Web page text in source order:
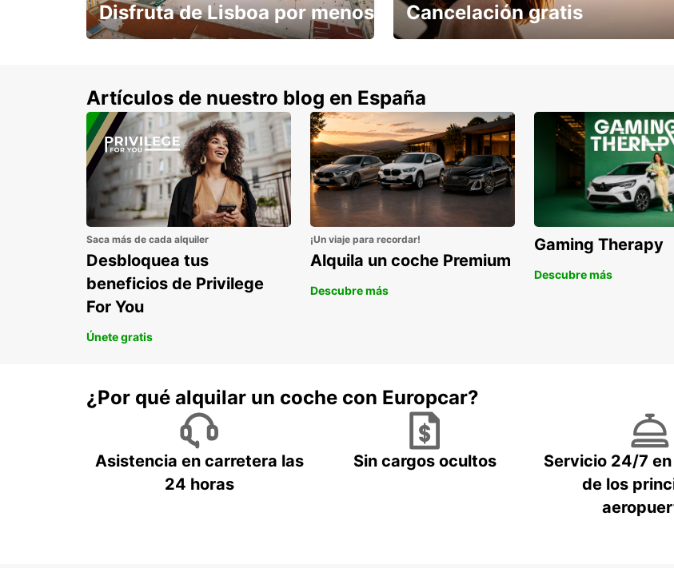
Disfruta de Lisboa por menos Cancelación gratis
Artículos de nuestro blog en España
Saca más de cada alquiler
Desbloquea tus
beneficios de Privilege
For You
Únete gratis
¡Un viaje para recordar!
Alquila un coche Premium
Descubre más
Gaming Therapy
Descubre más
¿Por qué alquilar un coche con Europcar?
Asistencia en carretera las
24 horas
Sin cargos ocultos
Servicio 24/7
de los